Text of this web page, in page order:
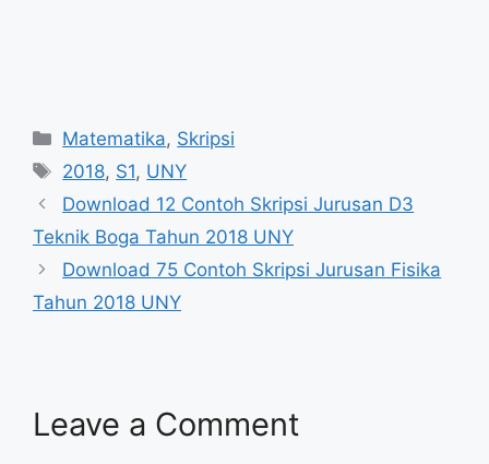
Categories
Matematika, Skripsi
Tags
2018, S1, UNY
Download 12 Contoh Skripsi Jurusan D3
Teknik Boga Tahun 2018 UNY
Download 75 Contoh Skripsi Jurusan Fisika
Tahun 2018 UNY
Leave a Comment